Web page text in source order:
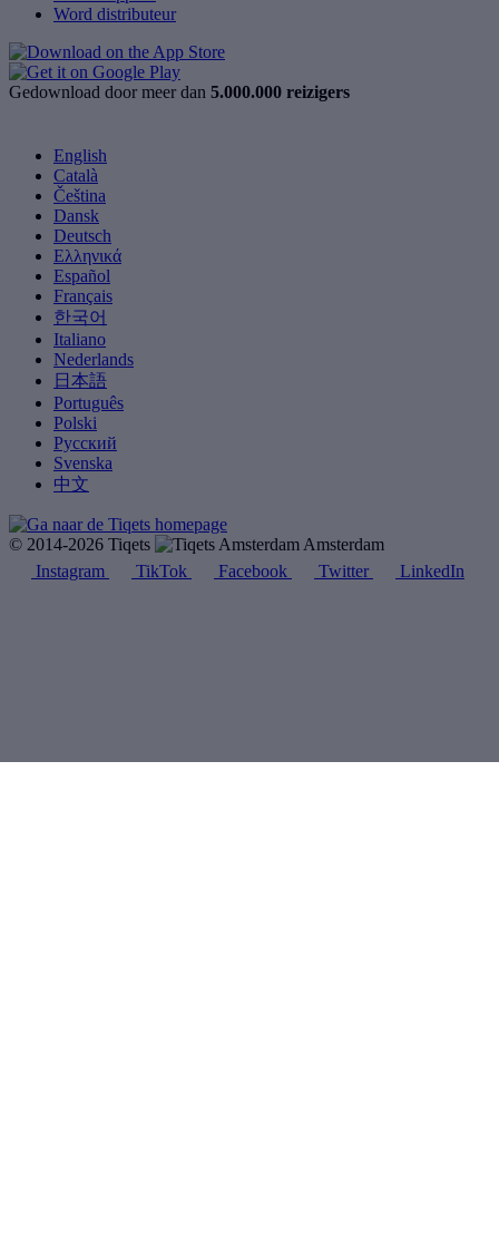
Word distributeur
Gedownload door meer dan 5.000.000 reizigers
English
Català
Čeština
Dansk
Deutsch
Ελληνικά
Español
Français
한국어
Italiano
Nederlands
日本語
Português
Polski
Русский
Svenska
中文
© 2014-2026 Tiqets
Amsterdam
Instagram
TikTok Facebook Twitter LinkedIn